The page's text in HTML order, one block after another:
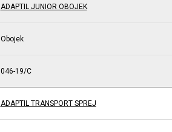
ADAPTIL JUNIOR OBOJEK
Obojek
046-19/C
ADAPTIL TRANSPORT SPREJ